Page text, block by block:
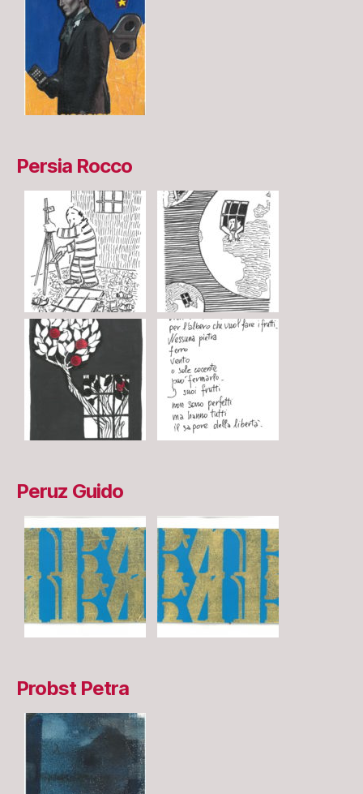
Persia Rocco
Peruz Guido
Probst Petra